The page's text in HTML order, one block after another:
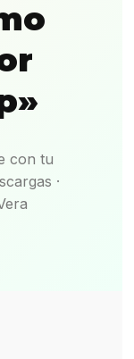
con tu
·